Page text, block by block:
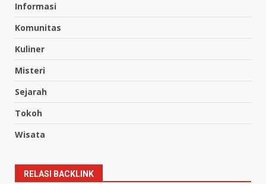
Informasi
Komunitas
Kuliner
Misteri
Sejarah
Tokoh
Wisata
RELASI BACKLINK